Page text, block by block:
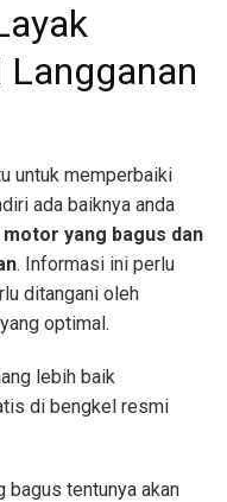
Langganan
untuk memperbaiki
ada baiknya anda
yang bagus dan
. Informasi ini perlu
ditangani oleh
optimal.
lebih baik
di bengkel resmi